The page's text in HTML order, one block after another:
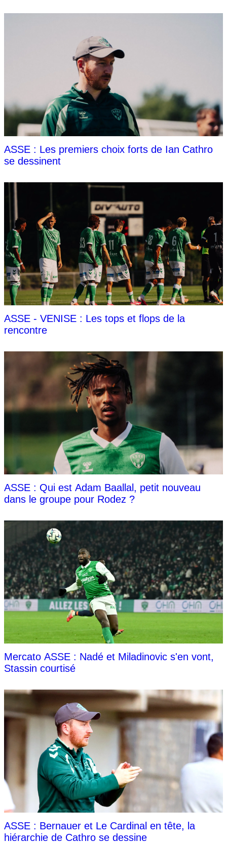
ASSE : Les premiers choix forts de Ian Cathro
se dessinent
ASSE - VENISE : Les tops et flops de la
rencontre
ASSE : Qui est Adam Baallal, petit nouveau
dans le groupe pour Rodez ?
Mercato ASSE : Nadé et Miladinovic s'en vont,
Stassin courtisé
ASSE : Bernauer et Le Cardinal en tête, la
hiérarchie de Cathro se dessine